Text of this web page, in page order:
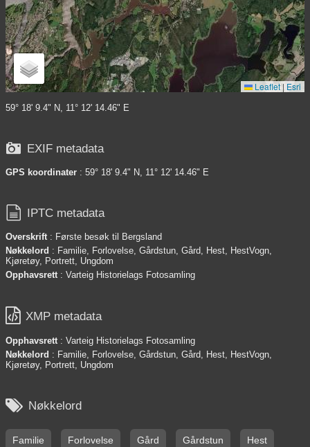
Leaflet | Esri
59° 18' 9.4" N, 11° 12' 14.46" E
 EXIF metadata
GPS koordinater : 59° 18' 9.4" N, 11° 12' 14.46" E
 IPTC metadata
Overskrift: Første besøk til Bergsland
Nøkkelord : Familie, Forlovelse, Gårdstun, Gård, Hest, HestVogn,
Kjøretøy, Portrett, Ungdom
Opphavsrett: Varteig Historielags Fotosamling
 XMP metadata
Opphavsrett: Varteig Historielags Fotosamling
Nøkkelord : Familie, Forlovelse, Gårdstun, Gård, Hest, HestVogn,
Kjøretøy, Portrett, Ungdom
 Nøkkelord
Familie Forlovelse Gård Gårdstun Hest